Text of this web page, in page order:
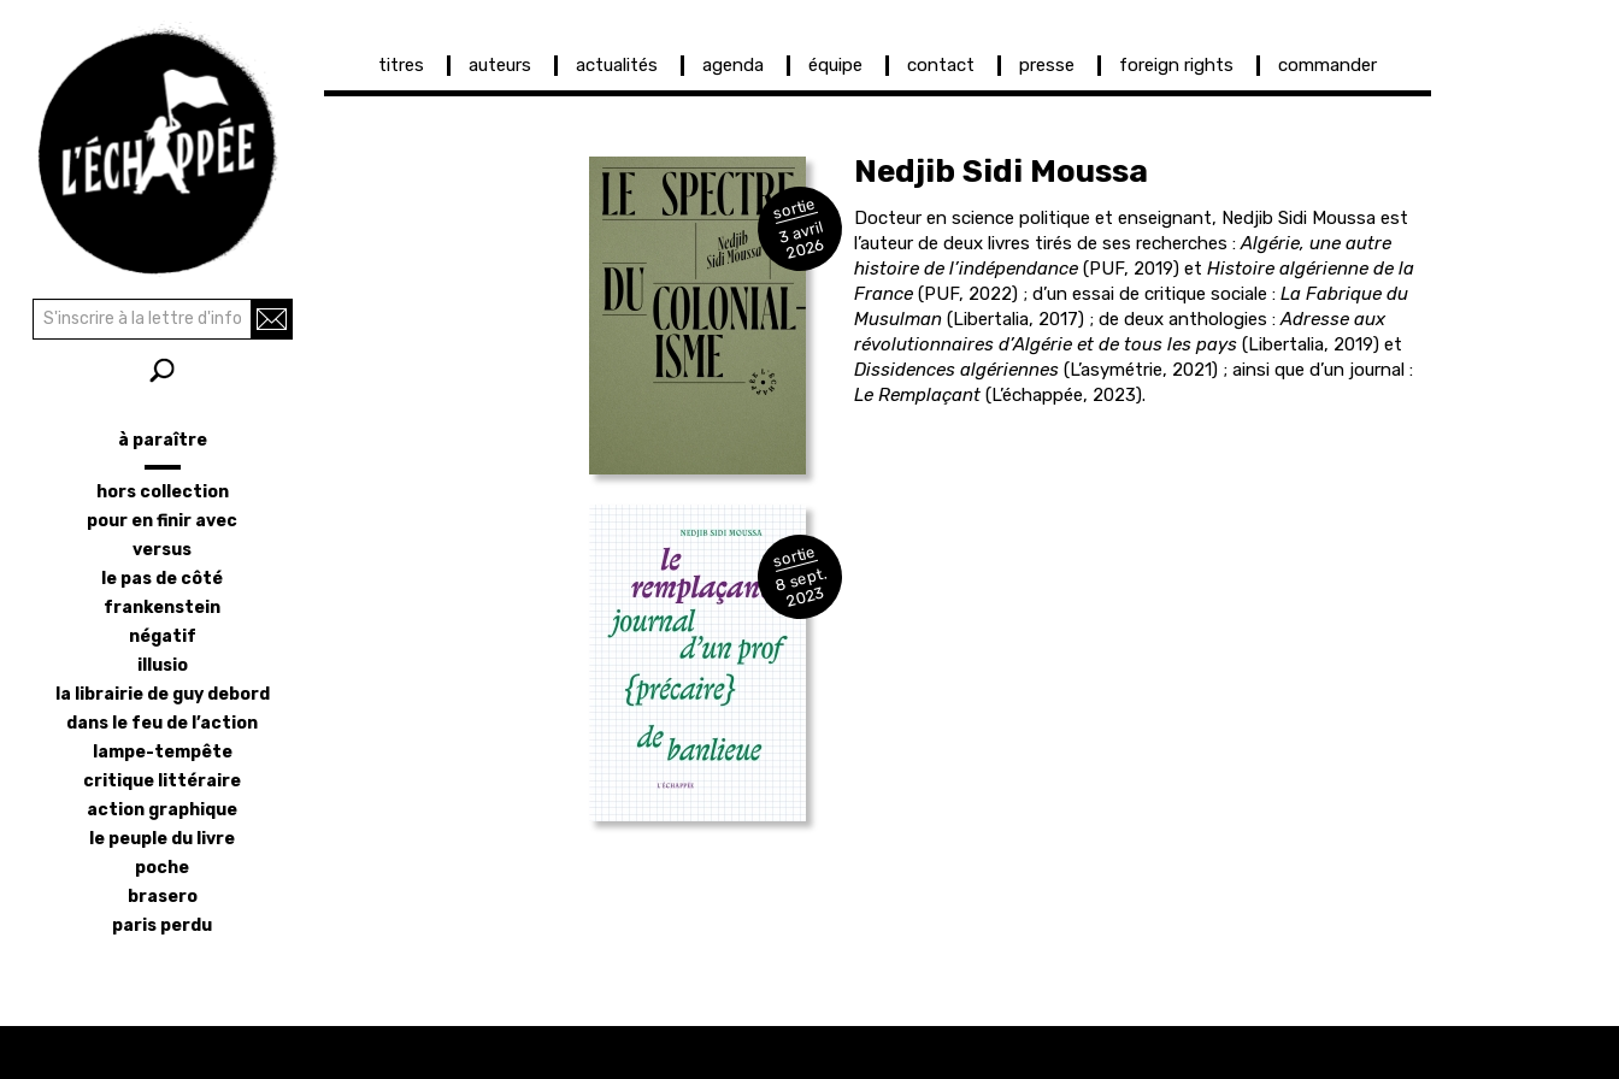
contenu
principal
principale
titres auteurs actualités agenda équipe contact presse foreign rights commander
sortie
3 avril
2026
sortie
8 sept.
2023
Nedjib Sidi Moussa
Docteur en science politique et enseignant, Nedjib Sidi Moussa est
l’auteur de deux livres tirés de ses recherches :Algérie, une autre
histoire de l’indépendance (PUF, 2019) et Histoire algérienne de la
France (PUF, 2022) ; d’un essai de critique sociale : La Fabrique du
Musulman (Libertalia, 2017) ; de deux anthologies :Adresse aux
révolutionnaires d’Algérie et de tous les pays (Libertalia, 2019) et
Dissidences algériennes (L’asymétrie, 2021) ; ainsi que d’un journal :
Le Remplaçant (L’échappée, 2023).
Rechercher
latéral
à paraître
hors collection
pour en finir avec
versus
le pas de côté
frankenstein
négatif
illusio
la librairie de guy debord
dans le feu de l’action
lampe-tempête
critique littéraire
action graphique
le peuple du livre
poche
brasero
paris perdu